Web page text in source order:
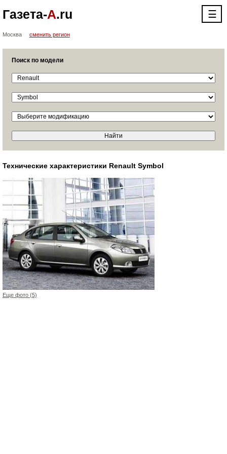
Газета-А.ru ☰
Москва сменить регион
Поиск по модели
Технические характеристики Renault Symbol
Еще фото (5)